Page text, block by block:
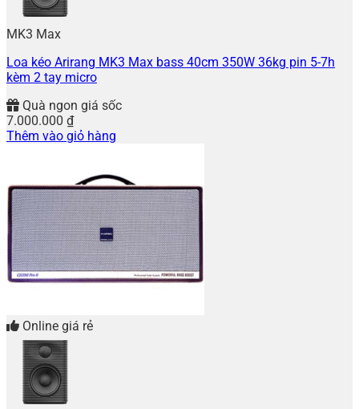
MK3 Max
Loa kéo Arirang MK3 Max bass 40cm 350W 36kg pin 5-7h
kèm 2 tay micro
Quà ngon giá sốc
7.000.000 ₫
Thêm vào giỏ hàng
Online giá rẻ